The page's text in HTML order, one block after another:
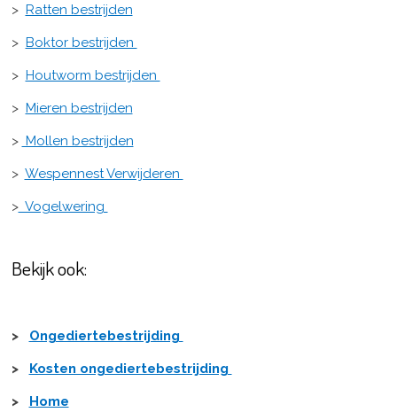
> Ratten bestrijden
> Boktor bestrijden
> Houtworm bestrijden
> Mieren bestrijden
> Mollen bestrijden
> Wespennest Verwijderen
>Vogelwering
Bekijk ook:
> Ongediertebestrijding
> Kosten ongediertebestrijding
> Home